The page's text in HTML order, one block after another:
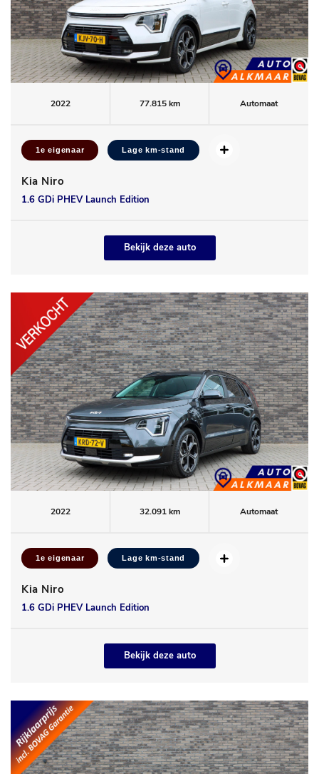
2022 77.815 km Automaat
1e eigenaar Lage km-stand
Kia Niro
1.6 GDi PHEV Launch Edition
Bekijk deze auto
2022 32.091 km Automaat
1e eigenaar Lage km-stand
Kia Niro
1.6 GDi PHEV Launch Edition
Bekijk deze auto